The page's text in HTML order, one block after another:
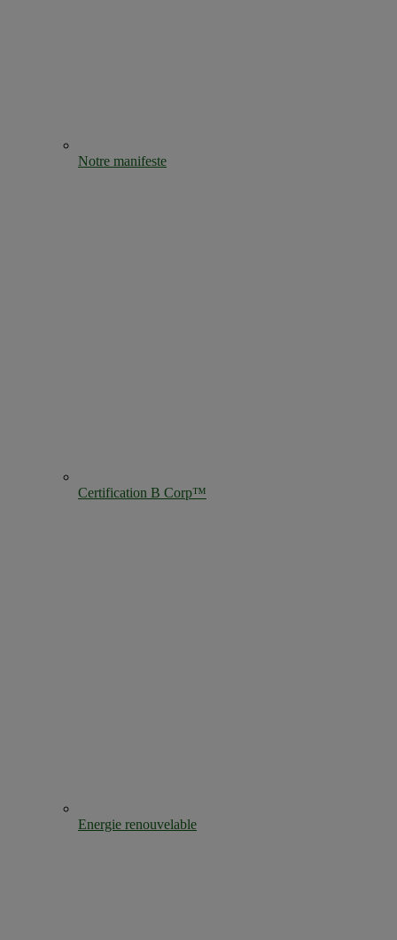
Notre manifeste
Certification B Corp™
Energie renouvelable